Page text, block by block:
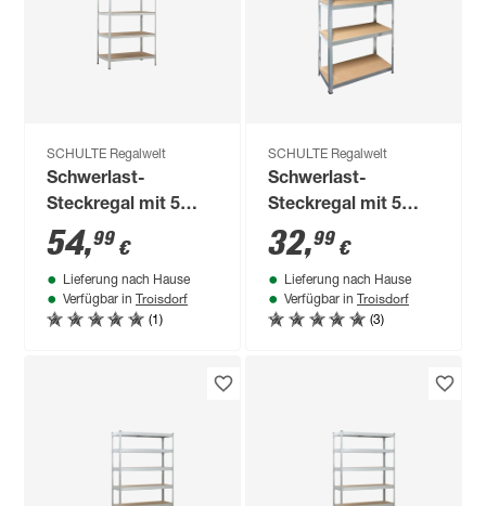
SCHULTE Regalwelt
Schwerlast-
Steckregal mit 5
Böden à 150 kg
Traglast, verzinkt
180 x 100 x 60 cm
54,99 €
Lieferung nach Hause
Verfügbar in Troisdorf
(1)
SCHULTE Regalwelt
Schwerlast-
Steckregal mit 5
Böden à 175 kg
Traglast, verzinkt
180 x 90 x 40 cm
32,99 €
Lieferung nach Hause
Verfügbar in Troisdorf
(3)